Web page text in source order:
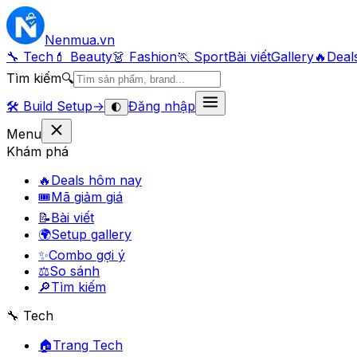
Nenmua.vn
🔧 Tech 💄 Beauty👗 Fashion🏃 SportBài viếtGallery🔥
Tìm kiếm🔍
🛠️ Build Setup→ 🌓 Đăng nhập
Menu
Khám phá
🔥 Deals hôm nay
🎟Mã giảm giá
📝Bài viết
🌍Setup gallery
✨Combo gợi ý
⚖️So sánh
🔎Tìm kiếm
🔧 Tech
🏠Trang Tech